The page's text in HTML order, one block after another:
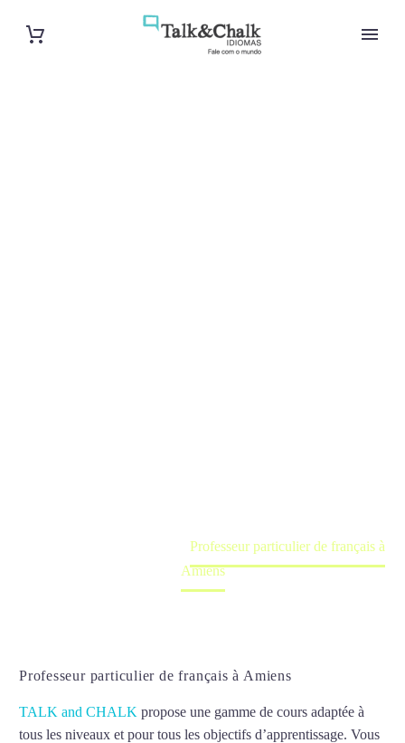
Professeur particulier de français à
Amiens
Professeur particulier de français à Amiens
TALK and CHALK propose une gamme de cours adaptée à
tous les niveaux et pour tous les objectifs d’apprentissage. Vous